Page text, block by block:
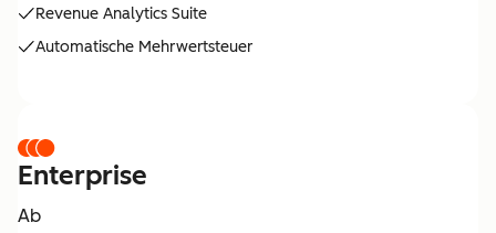
Revenue Analytics Suite
Automatische Mehrwertsteuer
Enterprise
Ab